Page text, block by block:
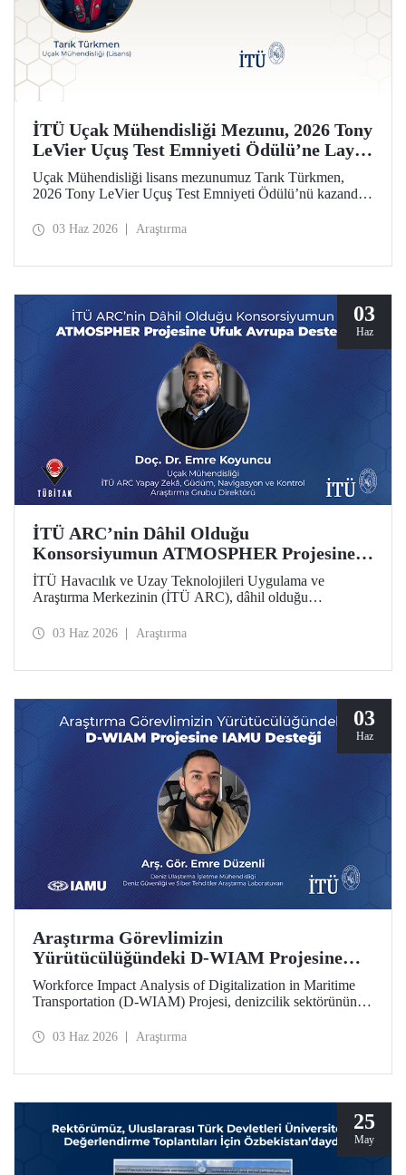
İTÜ Uçak Mühendisliği Mezunu, 2026 Tony
LeVier Uçuş Test Emniyeti Ödülü’ne Layık
Görüldü
Uçak Mühendisliği lisans mezunumuz Tarık Türkmen,
2026 Tony LeVier Uçuş Test Emniyeti Ödülü’nü kazandı.
emniyetine ve literatürüne sağladığı katkıyla bu prestijli
03 Haz 2026 Araştırma
03
Haz
İTÜ ARC’nin Dâhil Olduğu
Konsorsiyumun ATMOSPHER Projesine
Ufuk Avrupa Desteği
İTÜ Havacılık ve Uzay Teknolojileri Uygulama ve
Araştırma Merkezinin (İTÜ ARC), dâhil olduğu
Avrupa desteği kazandı. Bu projeyle İTÜ ARC’nin hava
03 Haz 2026 Araştırma
03
Haz
Araştırma Görevlimizin
Yürütücülüğündeki D-WIAM Projesine
IAMU Desteği
Workforce Impact Analysis of Digitalization in Maritime
Transportation (D-WIAM) Projesi, denizcilik sektörünün
Uluslararası Denizcilik Üniversiteleri Birliği (IAMU)
araştırmacısı Emre Düzenli yürütecek.
03 Haz 2026 Araştırma
25
May